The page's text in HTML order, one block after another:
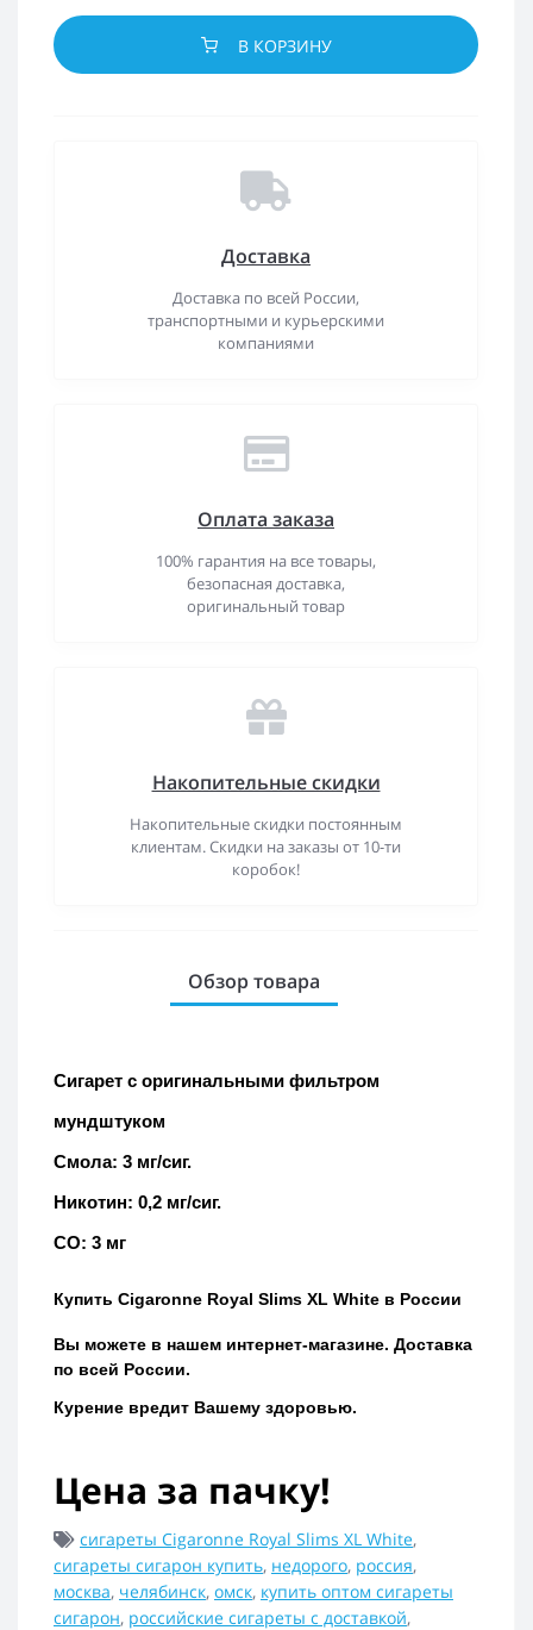
В КОРЗИНУ
Доставка
Доставка по всей России,
транспортными и курьерскими
компаниями
Оплата заказа
100% гарантия на все товары,
безопасная доставка,
оригинальный товар
Накопительные скидки
Накопительные скидки постоянным
клиентам. Скидки на заказы от 10-ти
коробок!
Обзор товара
Сигарет с оригинальными фильтром
мундштуком
Смола: 3 мг/сиг.
Никотин: 0,2 мг/сиг.
СО: 3 мг
Купить Cigaronne Royal Slims XL White в России
Вы можете в нашем интернет-магазине. Доставка
по всей России.
Курение вредит Вашему здоровью.
Цена за пачку!
сигареты Cigaronne Royal Slims XL White,
сигареты сигарон купить, недорого, россия,
москва, челябинск, омск, купить оптом сигареты
сигарон, российские сигареты с доставкой,